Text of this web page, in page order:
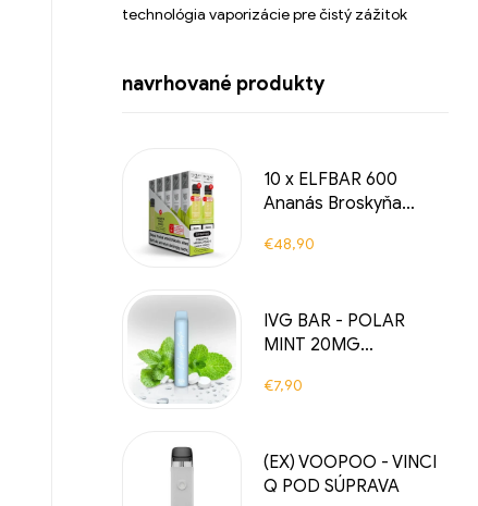
technológia vaporizácie pre čistý zážitok
navrhované produkty
10 x ELFBAR 600
Ananás Broskyňa
€48,90
IVG BAR - POLAR
MINT 20MG
CIGARETA 800 VLAKY
€7,90
(EX) VOOPOO - VINCI
Q POD SÚPRAVA